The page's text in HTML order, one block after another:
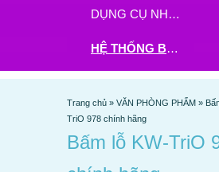
DỤNG CỤ NHÀ BẾP
HỆ THỐNG BHX - TGDĐ ĐẶT HÀNG TẠI ĐÂY
Trang chủ » VĂN PHÒNG PHẨM »
TriO 978 chính hãng
Bấm lỗ KW-TriO